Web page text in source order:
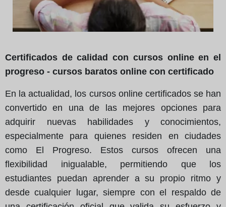
Certificados de calidad con cursos online en el
progreso - cursos baratos online con certificado
En la actualidad, los cursos online certificados se han
convertido en una de las mejores opciones para
adquirir nuevas habilidades y conocimientos,
especialmente para quienes residen en ciudades
como El Progreso. Estos cursos ofrecen una
flexibilidad inigualable, permitiendo que los
estudiantes puedan aprender a su propio ritmo y
desde cualquier lugar, siempre con el respaldo de